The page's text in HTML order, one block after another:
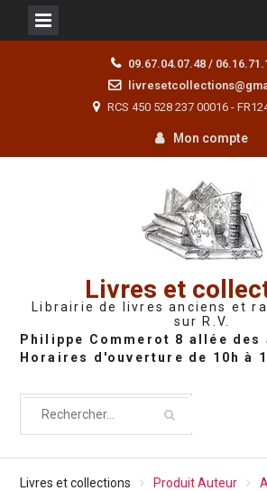
09.67.04.07.48 /
RCS 450 528 237 00016 -
Mon compte
Livres et
Librairie de livres anciens et
sur R.V.
Livres et collections Produit Auteur